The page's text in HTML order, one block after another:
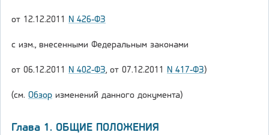
от 12.12.2011 N 426-ФЗ
с изм., внесенными Федеральным законами
от 06.12.2011 N 402-ФЗ, от 07.12.2011 N 417-ФЗ)
(см. Обзор изменений данного документа)
Глава 1. ОБЩИЕ ПОЛОЖЕНИЯ